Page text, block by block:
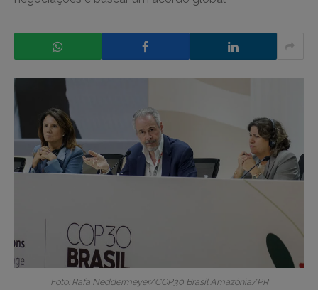
Foto: Rafa Neddermeyer/COP30 Brasil Amazônia/PR